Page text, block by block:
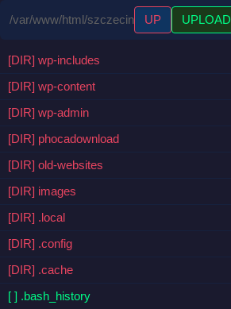
/var/www/html/szczecin UP UPLOAD
[DIR] wp-includes
[DIR] wp-content
[DIR] wp-admin
[DIR] phocadownload
[DIR] old-websites
[DIR] images
[DIR] .local
[DIR] .config
[DIR] .cache
[ ] .bash_history